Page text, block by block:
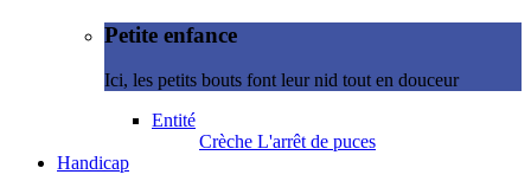
Petite enfance
Ici, les petits bouts font leur nid tout en douceur
Entité
Crèche L'arrêt de puces
Handicap